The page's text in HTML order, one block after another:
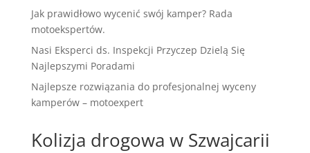
Jak prawidłowo wycenić swój kamper? Rada
motoekspertów.
Nasi Eksperci ds. Inspekcji Przyczep Dzielą Się
Najlepszymi Poradami
Najlepsze rozwiązania do profesjonalnej wyceny
kamperów – motoexpert
Kolizja drogowa w Szwajcarii